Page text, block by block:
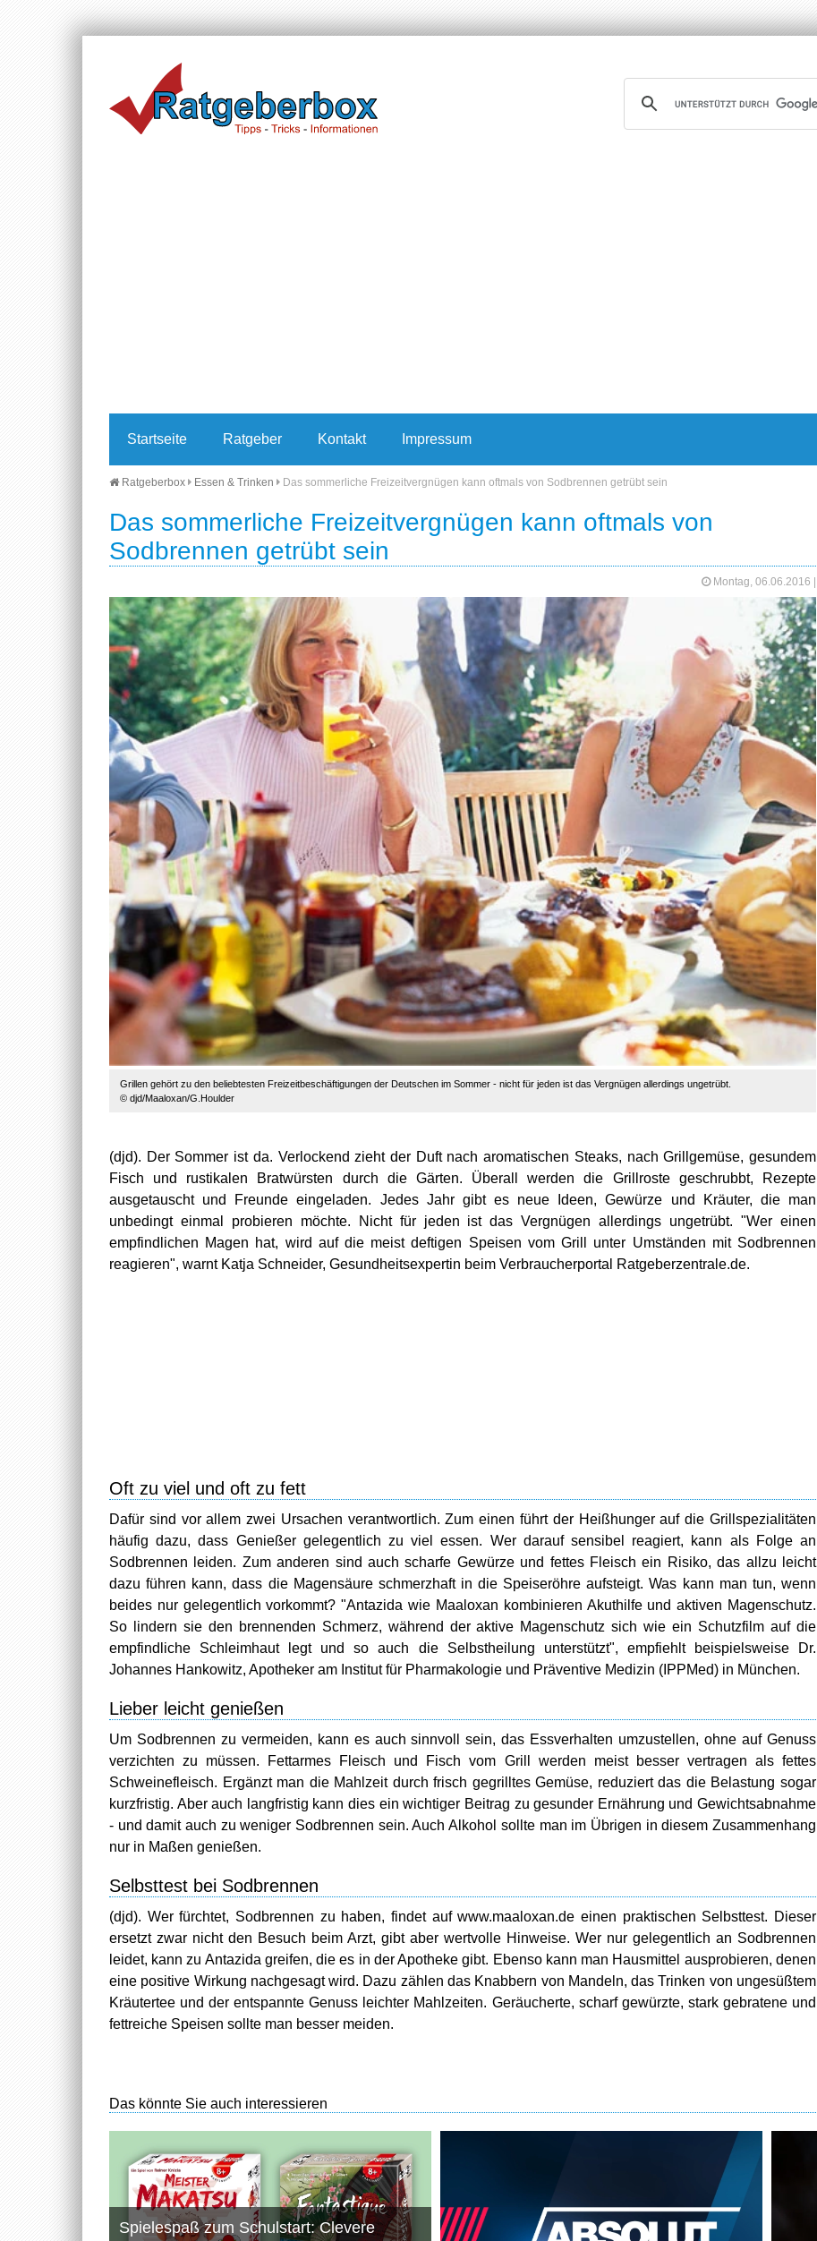
Startseite Ratgeber Kontakt Impressum
Ratgeberbox Essen & Trinken Das sommerliche Freizeitvergnügen kann oftmals von Sodbrennen getrübt sein
Das sommerliche Freizeitvergnügen kann oftmals von
Sodbrennen getrübt sein
Montag, 06.06.2016
Grillen gehört zu den beliebtesten Freizeitbeschäftigungen der Deutschen im Sommer - nicht für jeden ist das Vergnügen allerdings ungetrübt.
© djd/Maaloxan/G.Houlder
(djd). Der Sommer ist da. Verlockend zieht der Duft nach aromatischen Steaks, nach Grillgemüse, gesundem
Fisch und rustikalen Bratwürsten durch die Gärten. Überall werden die Grillroste geschrubbt, Rezepte
ausgetauscht und Freunde eingeladen. Jedes Jahr gibt es neue Ideen, Gewürze und Kräuter, die man
unbedingt einmal probieren möchte. Nicht für jeden ist das Vergnügen allerdings ungetrübt. "Wer einen
empfindlichen Magen hat, wird auf die meist deftigen Speisen vom Grill unter Umständen mit Sodbrennen
reagieren", warnt Katja Schneider, Gesundheitsexpertin beim Verbraucherportal Ratgeberzentrale.de.
Oft zu viel und oft zu fett
Dafür sind vor allem zwei Ursachen verantwortlich. Zum einen führt der Heißhunger auf die Grillspezialitäten
häufig dazu, dass Genießer gelegentlich zu viel essen. Wer darauf sensibel reagiert, kann als Folge an
Sodbrennen leiden. Zum anderen sind auch scharfe Gewürze und fettes Fleisch ein Risiko, das allzu leicht
dazu führen kann, dass die Magensäure schmerzhaft in die Speiseröhre aufsteigt. Was kann man tun, wenn
beides nur gelegentlich vorkommt? "Antazida wie Maaloxan kombinieren Akuthilfe und aktiven Magenschutz.
So lindern sie den brennenden Schmerz, während der aktive Magenschutz sich wie ein Schutzfilm auf die
empfindliche Schleimhaut legt und so auch die Selbstheilung unterstützt", empfiehlt beispielsweise Dr.
Johannes Hankowitz, Apotheker am Institut für Pharmakologie und Präventive Medizin (IPPMed) in München.
Lieber leicht genießen
Um Sodbrennen zu vermeiden, kann es auch sinnvoll sein, das Essverhalten umzustellen, ohne auf Genuss
verzichten zu müssen. Fettarmes Fleisch und Fisch vom Grill werden meist besser vertragen als fettes
Schweinefleisch. Ergänzt man die Mahlzeit durch frisch gegrilltes Gemüse, reduziert das die Belastung sogar
kurzfristig. Aber auch langfristig kann dies ein wichtiger Beitrag zu gesunder Ernährung und Gewichtsabnahme
- und damit auch zu weniger Sodbrennen sein. Auch Alkohol sollte man im Übrigen in diesem Zusammenhang
nur in Maßen genießen.
Selbsttest bei Sodbrennen
(djd). Wer fürchtet, Sodbrennen zu haben, findet auf www.maaloxan.de einen praktischen Selbsttest. Dieser
ersetzt zwar nicht den Besuch beim Arzt, gibt aber wertvolle Hinweise. Wer nur gelegentlich an Sodbrennen
leidet, kann zu Antazida greifen, die es in der Apotheke gibt. Ebenso kann man Hausmittel ausprobieren, denen
eine positive Wirkung nachgesagt wird. Dazu zählen das Knabbern von Mandeln, das Trinken von ungesüßtem
Kräutertee und der entspannte Genuss leichter Mahlzeiten. Geräucherte, scharf gewürzte, stark gebratene und
fettreiche Speisen sollte man besser meiden.
Das könnte Sie auch interessieren
Spielespaß zum Schulstart: Clevere